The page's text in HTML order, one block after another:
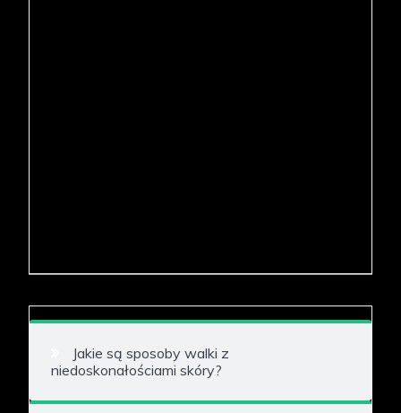
Jakie są sposoby walki z
niedoskonałościami skóry?